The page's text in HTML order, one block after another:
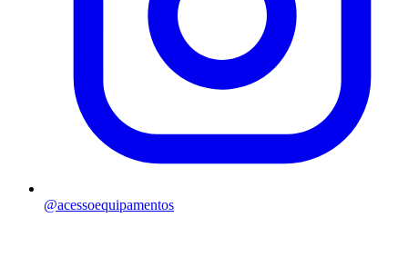
@acessoequipamentos